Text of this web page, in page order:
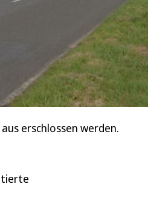
erschlossen werden.